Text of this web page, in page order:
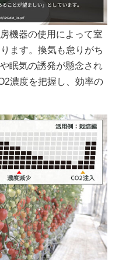
機器の使用によって室
ます。換気も怠りがち
眠気の誘発が懸念され
濃度を把握し、効率の